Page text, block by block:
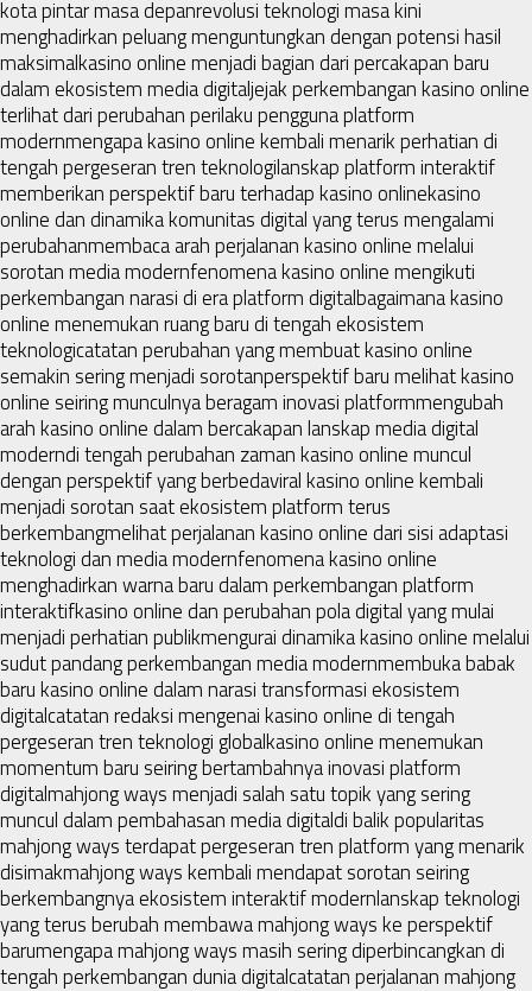
kota pintar masa depanrevolusi teknologi masa kini
menghadirkan peluang menguntungkan dengan potensi hasil
maksimalkasino online menjadi bagian dari percakapan baru
dalam ekosistem media digitaljejak perkembangan kasino online
terlihat dari perubahan perilaku pengguna platform
modernmengapa kasino online kembali menarik perhatian di
tengah pergeseran tren teknologilanskap platform interaktif
memberikan perspektif baru terhadap kasino onlinekasino
online dan dinamika komunitas digital yang terus mengalami
perubahanmembaca arah perjalanan kasino online melalui
sorotan media modernfenomena kasino online mengikuti
perkembangan narasi di era platform digitalbagaimana kasino
online menemukan ruang baru di tengah ekosistem
teknologicatatan perubahan yang membuat kasino online
semakin sering menjadi sorotanperspektif baru melihat kasino
online seiring munculnya beragam inovasi platformmengubah
arah kasino online dalam bercakapan lanskap media digital
moderndi tengah perubahan zaman kasino online muncul
dengan perspektif yang berbedaviral kasino online kembali
menjadi sorotan saat ekosistem platform terus
berkembangmelihat perjalanan kasino online dari sisi adaptasi
teknologi dan media modernfenomena kasino online
menghadirkan warna baru dalam perkembangan platform
interaktifkasino online dan perubahan pola digital yang mulai
menjadi perhatian publikmengurai dinamika kasino online melalui
sudut pandang perkembangan media modernmembuka babak
baru kasino online dalam narasi transformasi ekosistem
digitalcatatan redaksi mengenai kasino online di tengah
pergeseran tren teknologi globalkasino online menemukan
momentum baru seiring bertambahnya inovasi platform
digitalmahjong ways menjadi salah satu topik yang sering
muncul dalam pembahasan media digitaldi balik popularitas
mahjong ways terdapat pergeseran tren platform yang menarik
disimakmahjong ways kembali mendapat sorotan seiring
berkembangnya ekosistem interaktif modernlanskap teknologi
yang terus berubah membawa mahjong ways ke perspektif
barumengapa mahjong ways masih sering diperbincangkan di
tengah perkembangan dunia digitalcatatan perjalanan mahjong